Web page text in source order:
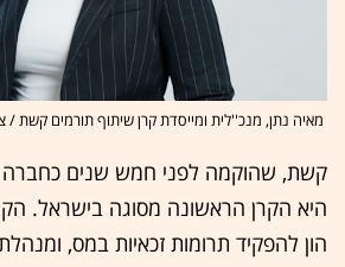
מאיה נתן, מנכ''לית ומייסדת קרן שיתוף תורמים קשת /
קשת, שהוקמה לפני חמש שנים כחברה
היא הקרן הראשונה מסוגה בישראל.
הון להפקיד תרומות זכאיות במס,